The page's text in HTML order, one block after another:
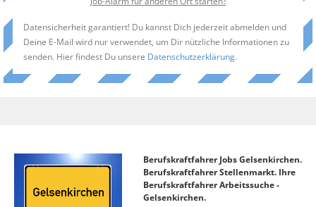
Datensicherheit garantiert! Du kannst Dich jederzeit abmelden und
Deine E-Mail wird nur verwendet, um Dir nützliche Informationen zu
senden. Hier findest Du unsere Datenschutzerklärung.
Berufskraftfahrer Jobs Gelsenkirchen.
Berufskraftfahrer Stellenmarkt. Ihre
Berufskraftfahrer Arbeitssuche -
Gelsenkirchen.